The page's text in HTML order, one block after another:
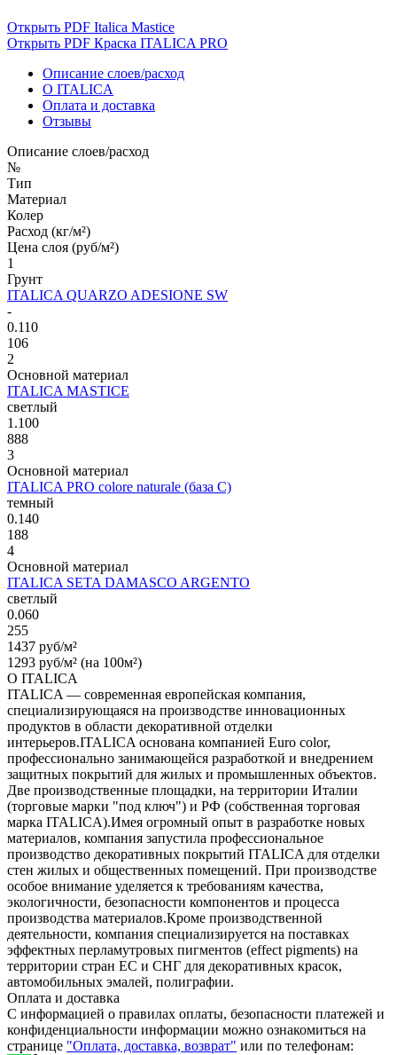
Открыть PDF Italica Mastice
Открыть PDF Краска ITALICA PRO
Описание слоев/расход
О ITALICA
Оплата и доставка
Отзывы
Описание слоев/расход
№
Тип
Материал
Колер
Расход (кг/м²)
Цена слоя (руб/м²)
1
Грунт
ITALICA QUARZO ADESIONE SW
-
0.110
106
2
Основной материал
ITALICA MASTICE
светлый
1.100
888
3
Основной материал
ITALICA PRO colore naturale (база С)
темный
0.140
188
4
Основной материал
ITALICA SETA DAMASCO ARGENTO
светлый
0.060
255
1437 руб/м²
1293 руб/м² (на 100м²)
О ITALICA
ITALICA — современная европейская компания,
специализирующаяся на производстве инновационных
продуктов в области декоративной отделки
интерьеров.ITALICA основана компанией Euro color,
профессионально занимающейся разработкой и внедрением
защитных покрытий для жилых и промышленных объектов.
Две производственные площадки, на территории Италии
(торговые марки "под ключ") и РФ (собственная торговая
марка ITALICA).Имея огромный опыт в разработке новых
материалов, компания запустила профессиональное
производство декоративных покрытий ITALICA для отделки
стен жилых и общественных помещений. При производстве
особое внимание уделяется к требованиям качества,
экологичности, безопасности компонентов и процесса
производства материалов.Кроме производственной
деятельности, компания специализируется на поставках
эффектных перламутровых пигментов (effect pigments) на
территории стран ЕС и СНГ для декоративных красок,
автомобильных эмалей, полиграфии.
Оплата и доставка
С информацией о правилах оплаты, безопасности платежей и
конфиденциальности информации можно ознакомиться на
странице "Оплата, доставка, возврат" или по телефонам: